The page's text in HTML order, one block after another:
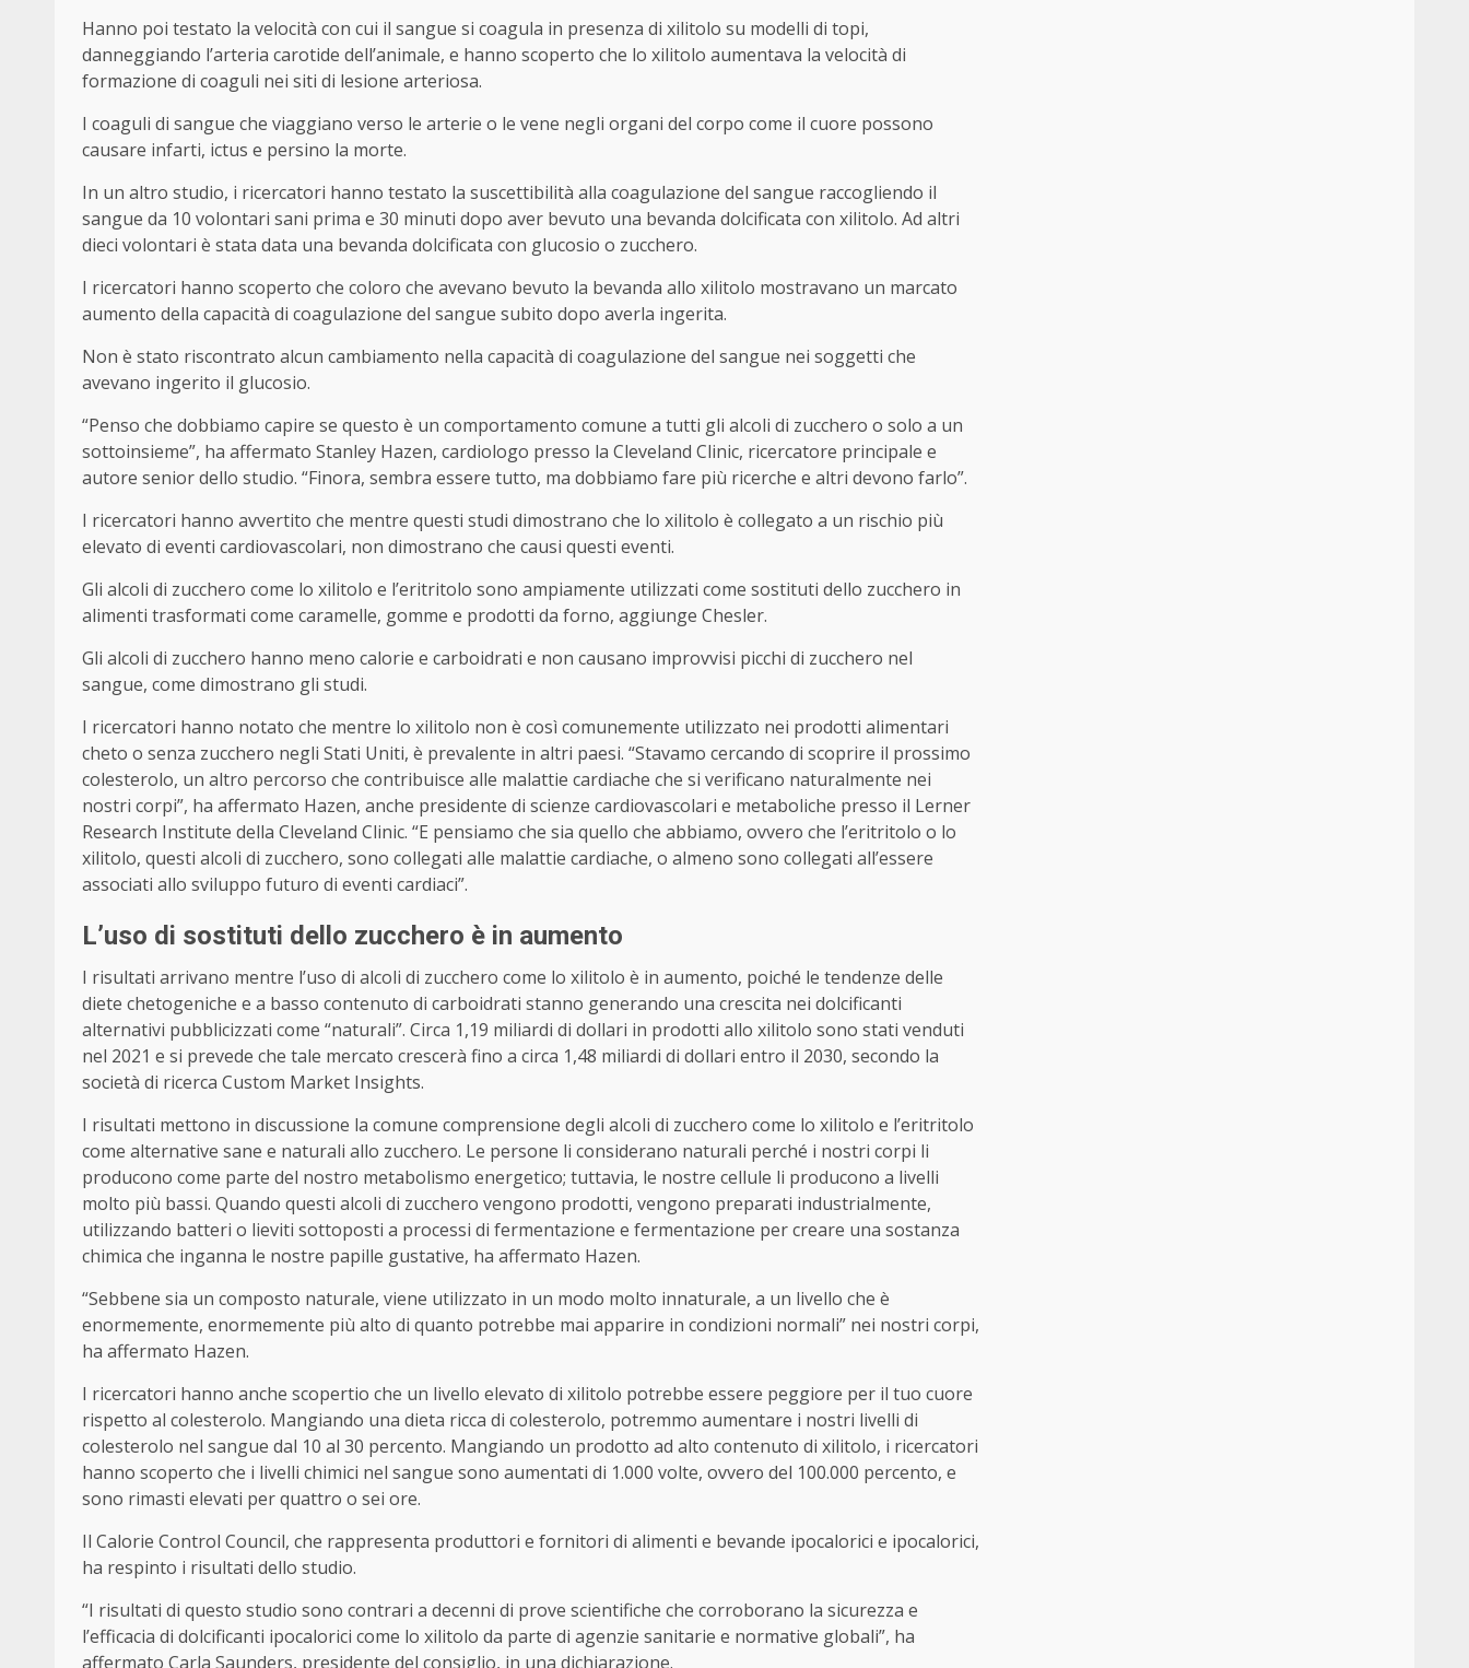
Hanno poi testato la velocità con cui il sangue si coagula in presenza di xilitolo su modelli di topi,
danneggiando l’arteria carotide dell’animale, e hanno scoperto che lo xilitolo aumentava la velocità di
formazione di coaguli nei siti di lesione arteriosa.
I coaguli di sangue che viaggiano verso le arterie o le vene negli organi del corpo come il cuore possono
causare infarti, ictus e persino la morte.
In un altro studio, i ricercatori hanno testato la suscettibilità alla coagulazione del sangue raccogliendo il
sangue da 10 volontari sani prima e 30 minuti dopo aver bevuto una bevanda dolcificata con xilitolo. Ad altri
dieci volontari è stata data una bevanda dolcificata con glucosio o zucchero.
I ricercatori hanno scoperto che coloro che avevano bevuto la bevanda allo xilitolo mostravano un marcato
aumento della capacità di coagulazione del sangue subito dopo averla ingerita.
Non è stato riscontrato alcun cambiamento nella capacità di coagulazione del sangue nei soggetti che
avevano ingerito il glucosio.
“Penso che dobbiamo capire se questo è un comportamento comune a tutti gli alcoli di zucchero o solo a un
sottoinsieme”, ha affermato Stanley Hazen, cardiologo presso la Cleveland Clinic, ricercatore principale e
autore senior dello studio. “Finora, sembra essere tutto, ma dobbiamo fare più ricerche e altri devono farlo”.
I ricercatori hanno avvertito che mentre questi studi dimostrano che lo xilitolo è collegato a un rischio più
elevato di eventi cardiovascolari, non dimostrano che causi questi eventi.
Gli alcoli di zucchero come lo xilitolo e l’eritritolo sono ampiamente utilizzati come sostituti dello zucchero in
alimenti trasformati come caramelle, gomme e prodotti da forno, aggiunge Chesler.
Gli alcoli di zucchero hanno meno calorie e carboidrati e non causano improvvisi picchi di zucchero nel
sangue, come dimostrano gli studi.
I ricercatori hanno notato che mentre lo xilitolo non è così comunemente utilizzato nei prodotti alimentari
cheto o senza zucchero negli Stati Uniti, è prevalente in altri paesi. “Stavamo cercando di scoprire il prossimo
colesterolo, un altro percorso che contribuisce alle malattie cardiache che si verificano naturalmente nei
nostri corpi”, ha affermato Hazen, anche presidente di scienze cardiovascolari e metaboliche presso il Lerner
Research Institute della Cleveland Clinic. “E pensiamo che sia quello che abbiamo, ovvero che l’eritritolo o lo
xilitolo, questi alcoli di zucchero, sono collegati alle malattie cardiache, o almeno sono collegati all’essere
associati allo sviluppo futuro di eventi cardiaci”.
L’uso di sostituti dello zucchero è in aumento
I risultati arrivano mentre l’uso di alcoli di zucchero come lo xilitolo è in aumento, poiché le tendenze delle
diete chetogeniche e a basso contenuto di carboidrati stanno generando una crescita nei dolcificanti
alternativi pubblicizzati come “naturali”. Circa 1,19 miliardi di dollari in prodotti allo xilitolo sono stati venduti
nel 2021 e si prevede che tale mercato crescerà fino a circa 1,48 miliardi di dollari entro il 2030, secondo la
società di ricerca Custom Market Insights.
I risultati mettono in discussione la comune comprensione degli alcoli di zucchero come lo xilitolo e l’eritritolo
come alternative sane e naturali allo zucchero. Le persone li considerano naturali perché i nostri corpi li
producono come parte del nostro metabolismo energetico; tuttavia, le nostre cellule li producono a livelli
molto più bassi. Quando questi alcoli di zucchero vengono prodotti, vengono preparati industrialmente,
utilizzando batteri o lieviti sottoposti a processi di fermentazione e fermentazione per creare una sostanza
chimica che inganna le nostre papille gustative, ha affermato Hazen.
“Sebbene sia un composto naturale, viene utilizzato in un modo molto innaturale, a un livello che è
enormemente, enormemente più alto di quanto potrebbe mai apparire in condizioni normali” nei nostri corpi,
ha affermato Hazen.
I ricercatori hanno anche scopertio che un livello elevato di xilitolo potrebbe essere peggiore per il tuo cuore
rispetto al colesterolo. Mangiando una dieta ricca di colesterolo, potremmo aumentare i nostri livelli di
colesterolo nel sangue dal 10 al 30 percento. Mangiando un prodotto ad alto contenuto di xilitolo, i ricercatori
hanno scoperto che i livelli chimici nel sangue sono aumentati di 1.000 volte, ovvero del 100.000 percento, e
sono rimasti elevati per quattro o sei ore.
Il Calorie Control Council, che rappresenta produttori e fornitori di alimenti e bevande ipocalorici e ipocalorici,
ha respinto i risultati dello studio.
“I risultati di questo studio sono contrari a decenni di prove scientifiche che corroborano la sicurezza e
l’efficacia di dolcificanti ipocalorici come lo xilitolo da parte di agenzie sanitarie e normative globali”, ha
affermato Carla Saunders, presidente del consiglio, in una dichiarazione.